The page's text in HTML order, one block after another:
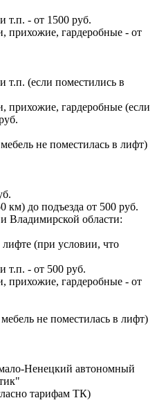
- от 1500 руб.
прихожие, гардеробные - от
(если поместились в
прихожие, гардеробные (если
не поместилась в лифт)
км) до подъезда от 500 руб.
Владимирской области:
(при условии, что
- от 500 руб.
прихожие, гардеробные - от
не поместилась в лифт)
Ненецкий автономный
тарифам ТК)